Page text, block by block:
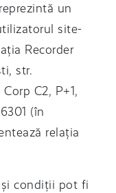
un
site-
Recorder
str.
C2, P+1,
(în
relația
condiții pot fi